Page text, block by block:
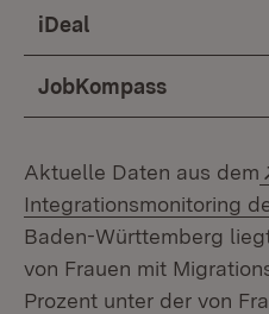
iDeal
JobKompass
Aktuelle Daten aus dem
Integrationsmonitoring
Baden-Württemberg
von Frauen mit
Prozent unter der von